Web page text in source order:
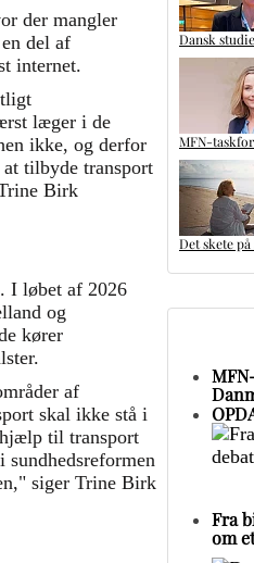
der mangler
del af
internet.
læger i de
ikke, og derfor
tilbyde transport
Birk
I løbet af 2026
og
kører
af
skal ikke stå i
til transport
siger Trine Birk
Dansk
MFN-
Det skete
Fra
om